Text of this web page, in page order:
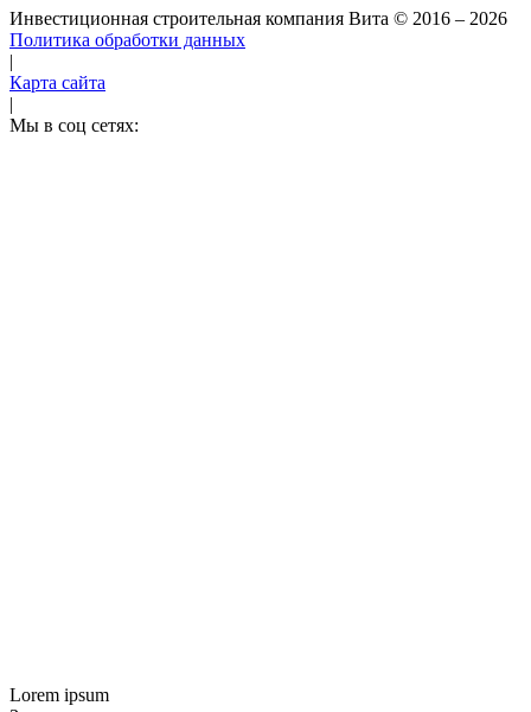
Инвестиционная строительная компания Вита © 2016 – 2026
Политика обработки данных
|
Карта сайта
|
Мы в соц сетях:
Lorem ipsum